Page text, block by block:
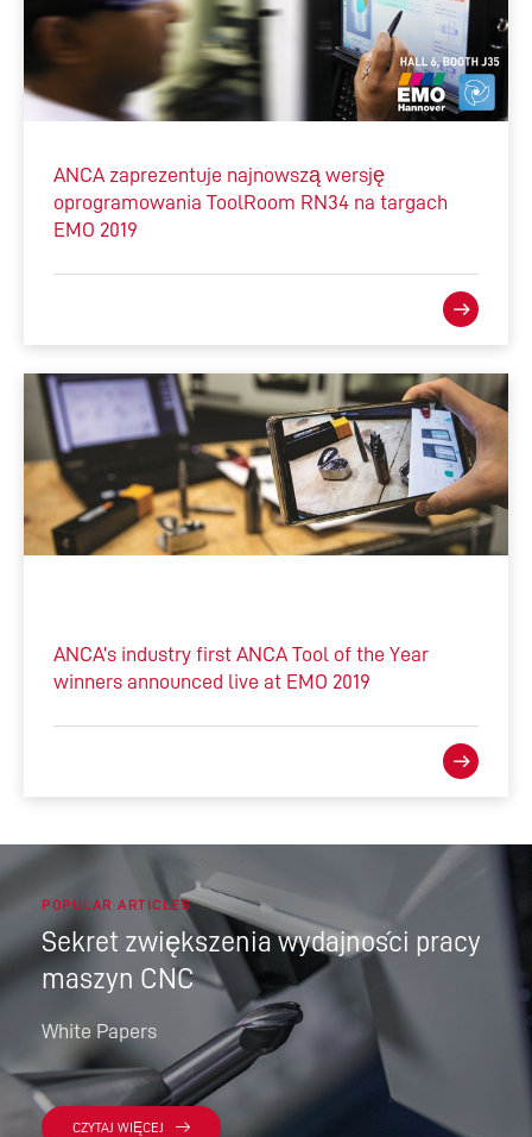
ANCA zaprezentuje najnowszą wersję
oprogramowania ToolRoom RN34 na targach
EMO 2019
ANCA’s industry first ANCA Tool of the Year
winners announced live at EMO 2019
POPULAR ARTICLES
Sekret zwiększenia wydajności pracy
maszyn CNC
White Papers
CZYTAJ WIĘCEJ